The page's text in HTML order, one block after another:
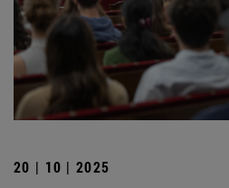
20 | 10 | 2025